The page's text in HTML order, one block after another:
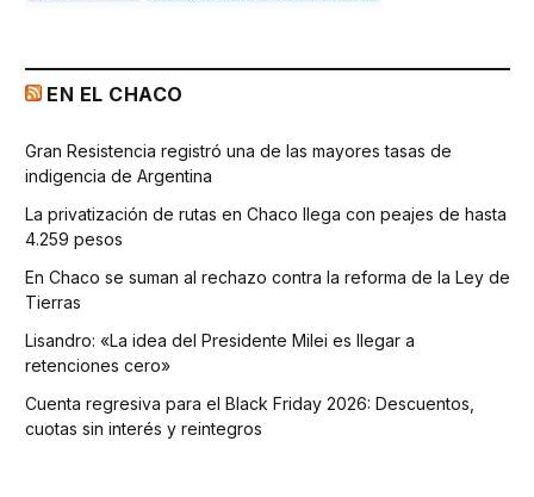
EN EL CHACO
Gran Resistencia registró una de las mayores tasas de
indigencia de Argentina
La privatización de rutas en Chaco llega con peajes de hasta
4.259 pesos
En Chaco se suman al rechazo contra la reforma de la Ley de
Tierras
Lisandro: «La idea del Presidente Milei es llegar a
retenciones cero»
Cuenta regresiva para el Black Friday 2026: Descuentos,
cuotas sin interés y reintegros